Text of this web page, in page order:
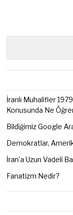
İranlı Muhalifler
Konusunda Ne
Bildiğimiz Google
Demokratlar,
İran’a Uzun Vadeli
Fanatizm Nedir?